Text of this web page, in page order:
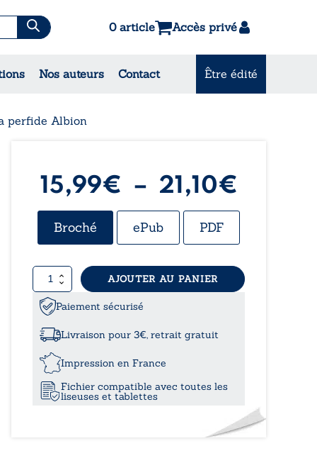
0 article Accès privé
Nos auteurs Contact Être édité
& Contes
perfide Albion
15,99€ – 21,10€
de
Broché ePub PDF
quantité
de
Le
temps
des
légende
guerre
AJOUTER AU PANIER
Paiement sécurisé
Livraison pour 3€, retrait gratuit
Impression en France
Fichier compatible avec toutes les
liseuses et tablettes